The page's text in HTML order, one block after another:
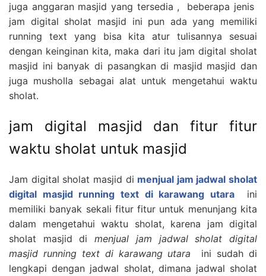
juga anggaran masjid yang tersedia , beberapa jenis
jam digital sholat masjid ini pun ada yang memiliki
running text yang bisa kita atur tulisannya sesuai
dengan keinginan kita, maka dari itu jam digital sholat
masjid ini banyak di pasangkan di masjid masjid dan
juga musholla sebagai alat untuk mengetahui waktu
sholat.
jam digital masjid dan fitur fitur
waktu sholat untuk masjid
Jam digital sholat masjid di menjual jam jadwal sholat
digital masjid running text di karawang utaraini
memiliki banyak sekali fitur fitur untuk menunjang kita
dalam mengetahui waktu sholat, karena jam digital
sholat masjid dimenjual jam jadwal sholat digital
masjid running text di karawang utara ini sudah di
lengkapi dengan jadwal sholat, dimana jadwal sholat